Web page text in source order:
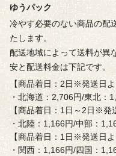
ゆうパック
冷やす必要のない商品の配
たします。
配送地域によって送料が異
安と配送料金は下記です。
【商品着日：2日※発送日よ
・北海道：2,706円/東北：
【商品着日：1日～2日※発
・北陸：1,166円/中部：
【商品着日：1日※発送日よ
・関西：1,166円/四国：